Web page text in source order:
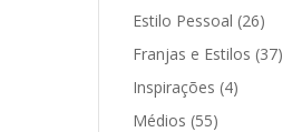
Estilo Pessoal (26)
Franjas e Estilos (37)
Inspirações (4)
Médios (55)